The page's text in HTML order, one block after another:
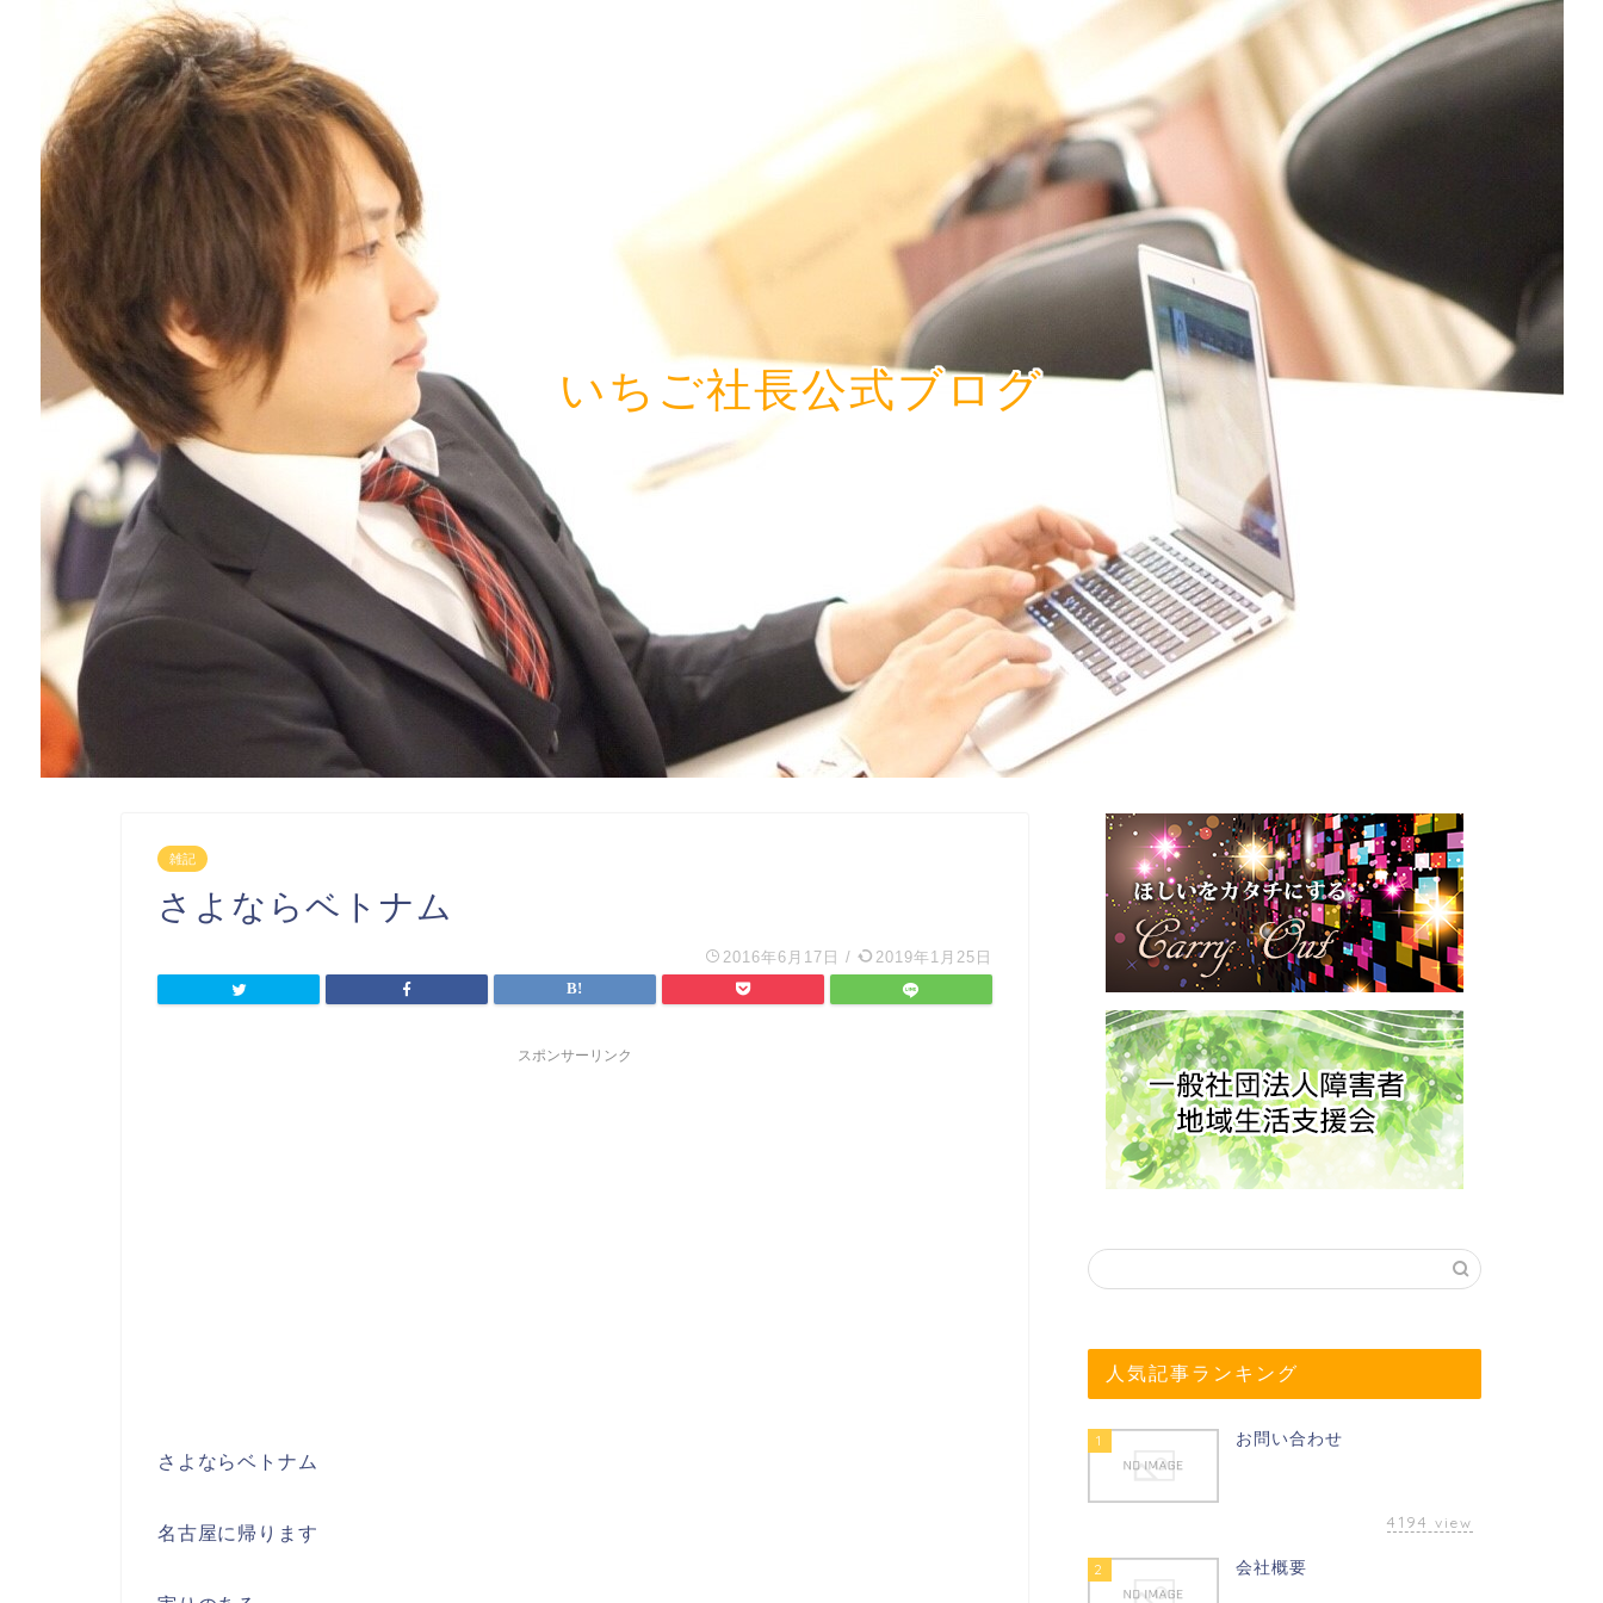
いちご社長公式ブログ
雑記
さよならベトナム
2016年6月17日 / 2019年1月25日
スポンサーリンク
さよならベトナム
名古屋に帰ります
人気記事ランキング
1 お問い合わせ
4194 view
2 会社概要